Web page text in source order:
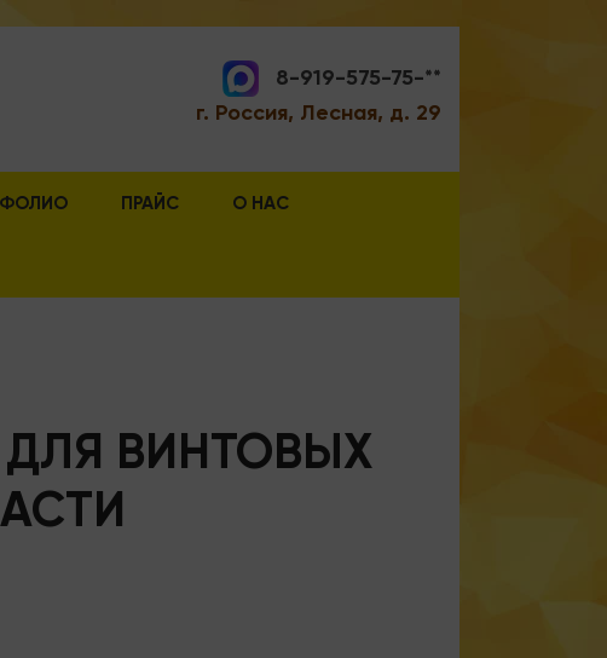
8-919-575-75-**
г. Россия, Лесная, д. 29
ПРАЙС О НАС
ВИНТОВЫХ